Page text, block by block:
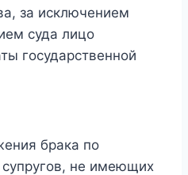
за исключением
суда лицо
государственной
брака по
не имеющих